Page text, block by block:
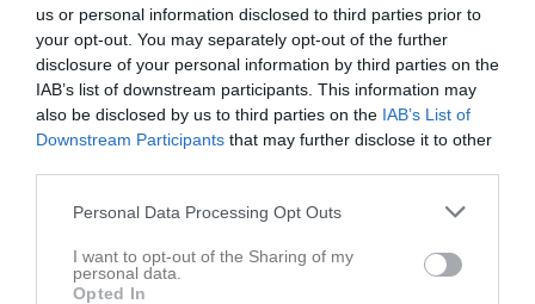
us or personal information disclosed to third parties prior to
your opt-out. You may separately opt-out of the further
disclosure of your personal information by third parties on the
IAB’s list of downstream participants. This information may
also be disclosed by us to third parties on the IAB’s List of
Downstream Participants that may further disclose it to other
Personal Data Processing Opt Outs
I want to opt-out of the Sharing of my
personal data.
Opted In
Senast uppladdade video
Ingen video uppladdad
Logga in och ladda upp ert första klipp